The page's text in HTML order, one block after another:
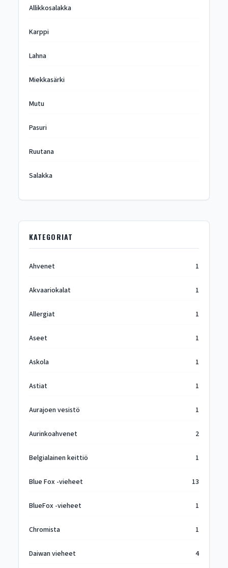
Allikkosalakka
Karppi
Lahna
Miekkasärki
Mutu
Pasuri
Ruutana
Salakka
KATEGORIAT
Ahvenet 1
Akvaariokalat 1
Allergiat 1
Aseet 1
Askola 1
Astiat 1
Aurajoen vesistö 1
Aurinkoahvenet 2
Belgialainen keittiö 1
Blue Fox -vieheet 13
BlueFox -vieheet 1
Chromista 1
Daiwan vieheet 4